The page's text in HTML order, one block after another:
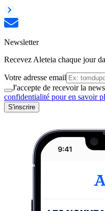
Newsletter
Recevez Aleteia chaque jour
Votre adresse email
J'accepte de recevoir la
confidentialité pour en savoir
S'inscrire